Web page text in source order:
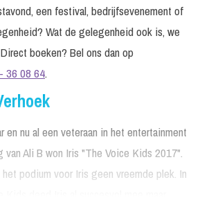
een festival, bedrijfsevenement of
Wat de gelegenheid ook is, we
boeken? Bel ons dan op
36 08 64.
en nu al een veteraan in het entertainment
van Ali B won Iris "The Voice Kids 2017".
het podium voor Iris geen vreemde plek. In